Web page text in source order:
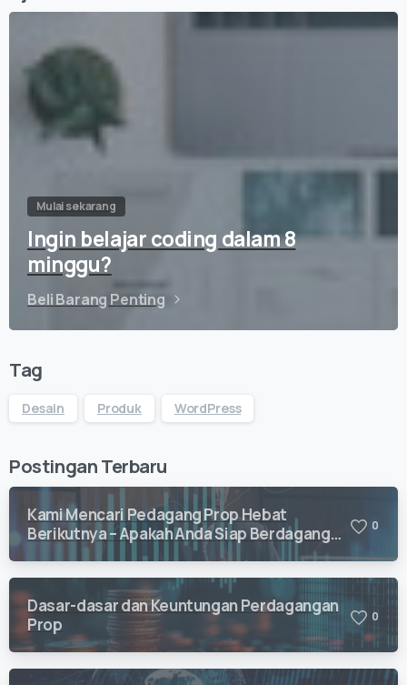
Mulai sekarang
Ingin belajar coding dalam 8
minggu?
Beli Barang Penting
Tag
Desain Produk WordPress
Postingan Terbaru
Kami Mencari Pedagang Prop Hebat
Berikutnya – Apakah Anda Siap Berdagang
dengan Vision Quant?
0
Dasar-dasar dan Keuntungan Perdagangan
Prop
0